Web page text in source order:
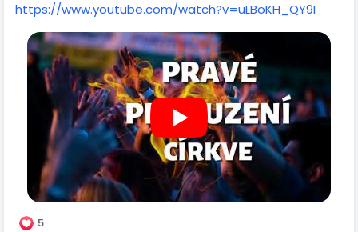
https://www.youtube.com/watch?v=uLBoKH_QY9I
5